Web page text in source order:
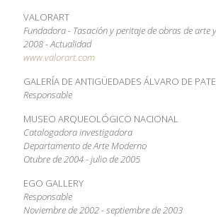
VALORART
Fundadora - Tasación y peritaje de obras de arte
2008 - Actualidad
www.valorart.com
GALERÍA DE ANTIGÜEDADES ÁLVARO DE
Responsable
MUSEO ARQUEOLÓGICO NACIONAL
Catalogadora investigadora
Departamento de Arte Moderno
Otubre de 2004 - julio de 2005
EGO GALLERY
Responsable
Noviembre de 2002 - septiembre de 2003